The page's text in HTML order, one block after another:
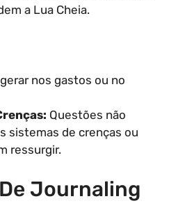
a Lua Cheia.
nos gastos ou no
Questões não
sistemas de crenças ou
ressurgir.
Journaling